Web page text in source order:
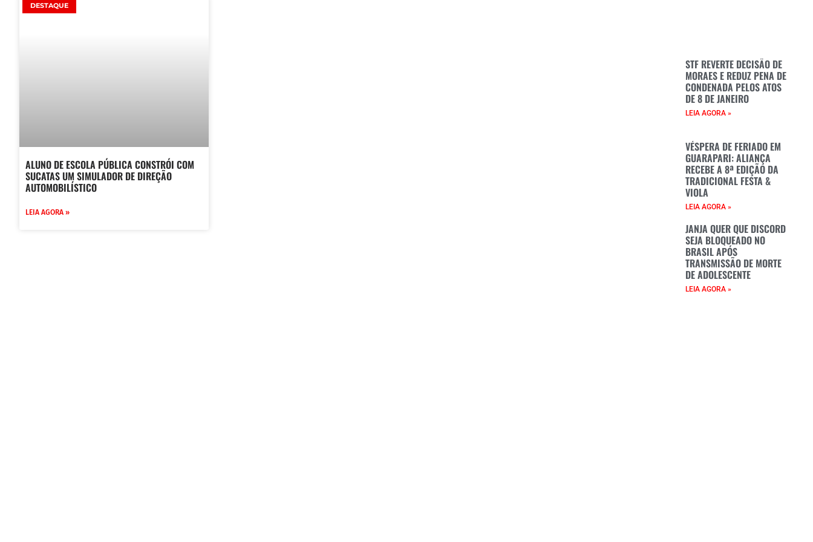
DESTAQUE
ALUNO DE ESCOLA PÚBLICA CONSTRÓI COM
SUCATAS UM SIMULADOR DE DIREÇÃO
AUTOMOBILÍSTICO
LEIA AGORA »
STF REVERTE DECISÃO DE
MORAES E REDUZ PENA DE
CONDENADA PELOS ATOS
DE 8 DE JANEIRO
LEIA AGORA »
VÉSPERA DE FERIADO EM
GUARAPARI: ALIANÇA
RECEBE A 8ª EDIÇÃO DA
TRADICIONAL FESTA &
VIOLA
LEIA AGORA »
JANJA QUER QUE DISCORD
SEJA BLOQUEADO NO
BRASIL APÓS
TRANSMISSÃO DE MORTE
DE ADOLESCENTE
LEIA AGORA »